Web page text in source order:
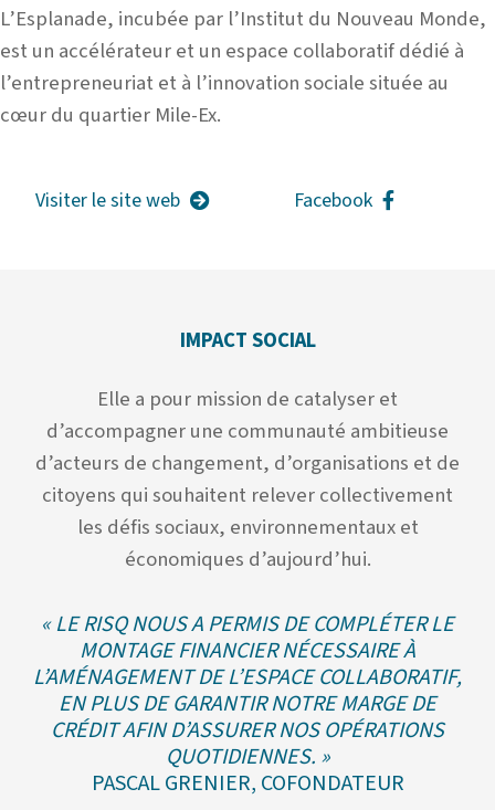
L’Esplanade, incubée par l’Institut du Nouveau Monde,
est un accélérateur et un espace collaboratif dédié à
l’entrepreneuriat et à l’innovation sociale située au
cœur du quartier Mile-Ex.
Visiter le site web Facebook
IMPACT SOCIAL
Elle a pour mission de catalyser et
d’accompagner une communauté ambitieuse
d’acteurs de changement, d’organisations et de
citoyens qui souhaitent relever collectivement
les défis sociaux, environnementaux et
économiques d’aujourd’hui.
« LE RISQ NOUS A PERMIS DE COMPLÉTER LE
MONTAGE FINANCIER NÉCESSAIRE À
L’AMÉNAGEMENT DE L’ESPACE COLLABORATIF,
EN PLUS DE GARANTIR NOTRE MARGE DE
CRÉDIT AFIN D’ASSURER NOS OPÉRATIONS
QUOTIDIENNES. »
PASCAL GRENIER, COFONDATEUR